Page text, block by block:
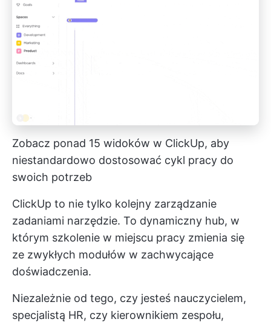
Zobacz ponad 15 widoków w ClickUp, aby
niestandardowo dostosować cykl pracy do
swoich potrzeb
ClickUp to nie tylko kolejny zarządzanie
zadaniami narzędzie. To dynamiczny hub, w
którym szkolenie w miejscu pracy zmienia się
ze zwykłych modułów w zachwycające
doświadczenia.
Niezależnie od tego, czy jesteś nauczycielem,
specjalistą HR, czy kierownikiem zespołu,